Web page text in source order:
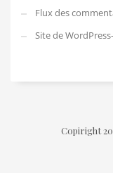
Flux des
Site de
Copiright